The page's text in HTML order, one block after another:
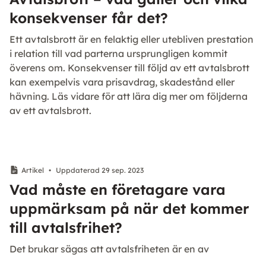
konsekvenser får det?
Ett avtalsbrott är en felaktig eller utebliven prestation
i relation till vad parterna ursprungligen kommit
överens om. Konsekvenser till följd av ett avtalsbrott
kan exempelvis vara prisavdrag, skadestånd eller
hävning. Läs vidare för att lära dig mer om följderna
av ett avtalsbrott.
Artikel • Uppdaterad 29 sep. 2023
Vad måste en företagare vara
uppmärksam på när det kommer
till avtalsfrihet?
Det brukar sägas att avtalsfriheten är en av